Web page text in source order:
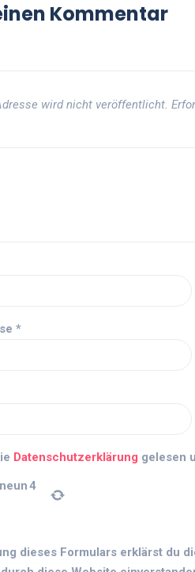
Kommentar
wird nicht veröffentlicht.
*
Datenschutzerklärung gelesen
neun4
dieses Formulars erklärst du